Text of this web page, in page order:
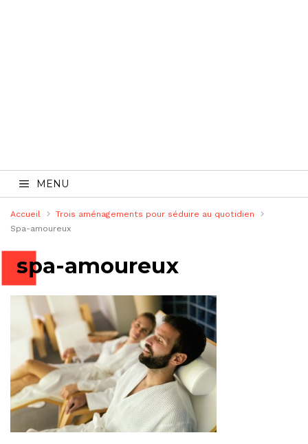
MENU
Accueil
Trois aménagements pour séduire au quotidien
Spa-amoureux
spa-amoureux